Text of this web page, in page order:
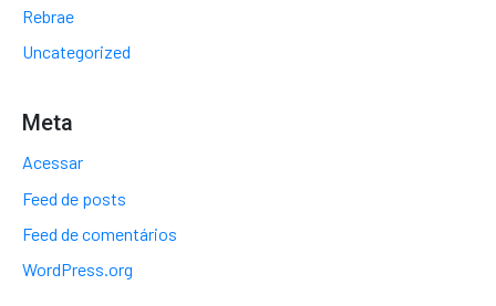
Rebrae
Uncategorized
Meta
Acessar
Feed de posts
Feed de comentários
WordPress.org